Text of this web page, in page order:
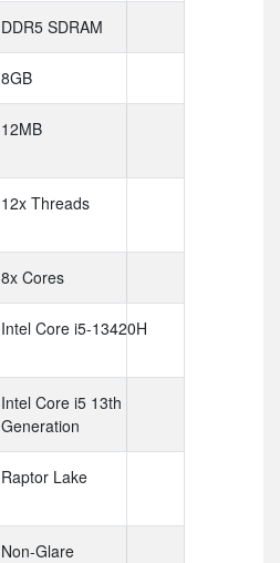
DDR5 SDRAM
8GB
12MB
12x Threads
8x Cores
Intel Core i5-13420H
Intel Core i5 13th
Generation
Raptor Lake
Non-Glare